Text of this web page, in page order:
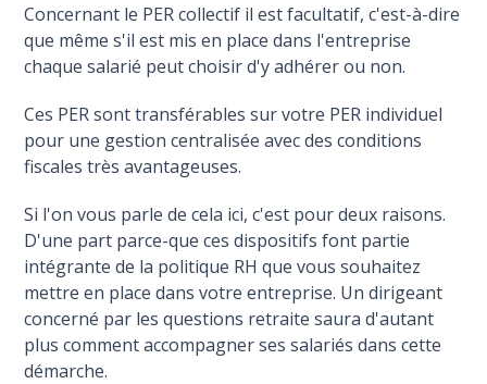
Concernant le PER collectif il est facultatif, c'est-à-dire
que même s'il est mis en place dans l'entreprise
chaque salarié peut choisir d'y adhérer ou non.
Ces PER sont transférables sur votre PER individuel
pour une gestion centralisée avec des conditions
fiscales très avantageuses.
Si l'on vous parle de cela ici, c'est pour deux raisons.
D'une part parce-que ces dispositifs font partie
intégrante de la politique RH que vous souhaitez
mettre en place dans votre entreprise. Un dirigeant
concerné par les questions retraite saura d'autant
plus comment accompagner ses salariés dans cette
démarche.